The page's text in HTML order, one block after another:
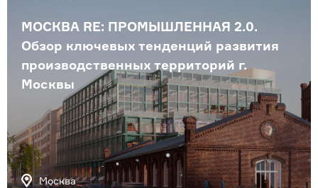
МОСКВА RE: ПРОМЫШЛЕННАЯ 2.0.
Обзор ключевых тенденций развития
производственных территорий г.
Москвы
Москва